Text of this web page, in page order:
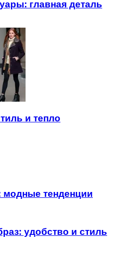
главная деталь
и тепло
модные тенденции
удобство и стиль